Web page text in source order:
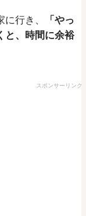
行き、
「やっ
と、時間に余裕
スポンサーリンク